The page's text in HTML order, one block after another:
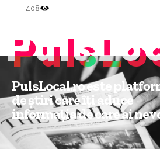
408
PulsLocal.ro este
de știri care îți aduce
informația de care ai